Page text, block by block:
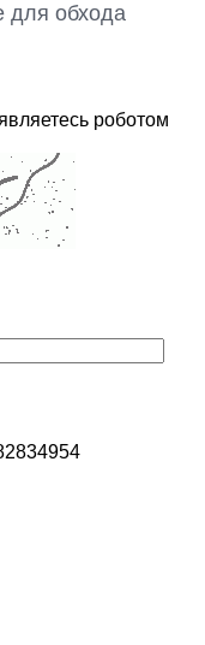
для обхода
роботом